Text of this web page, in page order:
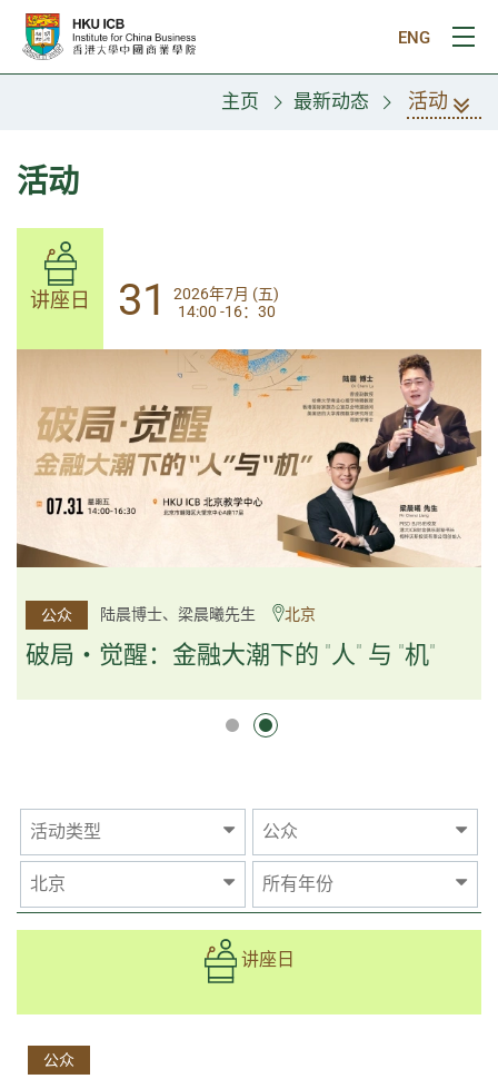
跳往主要内容
ENG
打
主页 最新动态 活动
活动
讲座日 31
2026年7月 (五)
14:00-17:30
公众 杨文斌先生、邱良弼先生 广州
逻辑×算法：重塑资产配置内核
逻辑×算法：重塑资产配置内核
讲座日 31
2026年7月 (五)
14:00 -16：30
公众 陆晨博士、梁晨曦先生 北京
破局・觉醒：金融大潮下的 "人" 与 "机"
活动类型 公众
北京 所有年份
讲座日
公众